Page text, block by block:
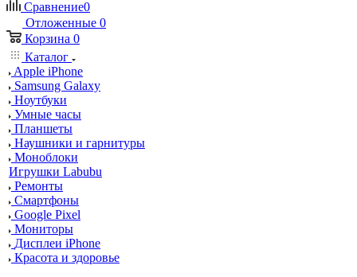
Сравнение0
Отложенные 0
Корзина 0
Каталог
Apple iPhone
Samsung Galaxy
Ноутбуки
Умные часы
Планшеты
Наушники и гарнитуры
Моноблоки
Игрушки Labubu
Ремонты
Смартфоны
Google Pixel
Мониторы
Дисплеи iPhone
Красота и здоровье